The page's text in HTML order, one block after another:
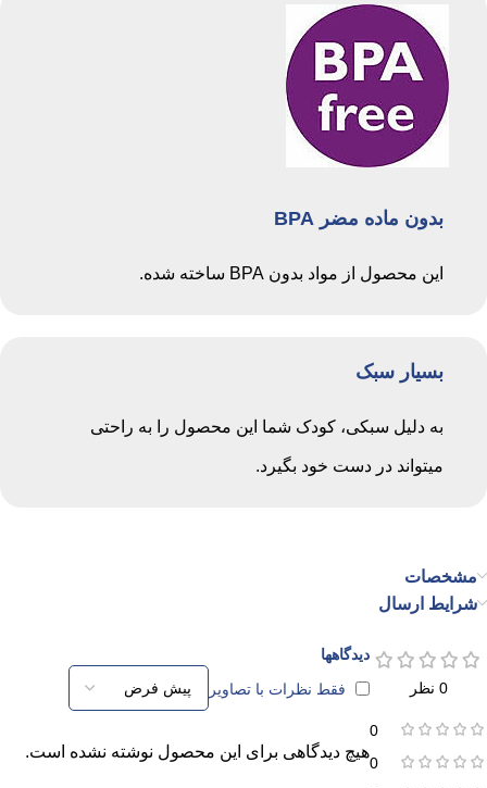
بدون ماده مضر BPA
این محصول از مواد بدون BPA ساخته شده.
بسیار سبک
به دلیل سبکی، کودک شما این محصول را به راحتی
میتواند در دست خود بگیرد.
مشخصات
شرایط ارسال
0 نظر
0
0
دیدگاهها
فقط نظرات با تصاویر
هیچ دیدگاهی برای این محصول نوشته نشده است.